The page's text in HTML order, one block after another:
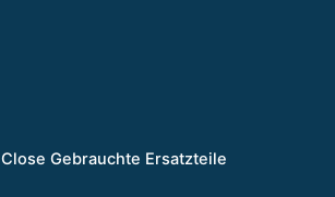
Close Gebrauchte Ersatzteile